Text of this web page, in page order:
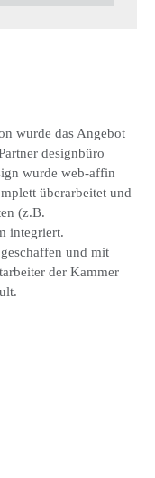
wurde das Angebot
designbüro
wurde web-affin
überarbeitet und
(z.B.
integriert.
und mit
der Kammer